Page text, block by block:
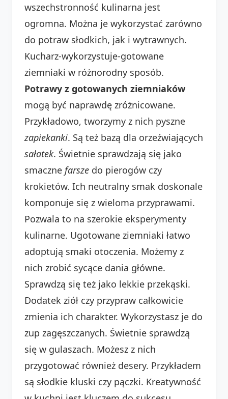
wszechstronność kulinarna jest
ogromna. Można je wykorzystać zarówno
do potraw słodkich, jak i wytrawnych.
Kucharz-wykorzystuje-gotowane
ziemniaki w różnorodny sposób.
Potrawy z gotowanych ziemniaków
mogą być naprawdę zróżnicowane.
Przykładowo, tworzymy z nich pyszne
zapiekanki. Są też bazą dla orzeźwiających
sałatek. Świetnie sprawdzają się jako
smaczne farsze do pierogów czy
krokietów. Ich neutralny smak doskonale
komponuje się z wieloma przyprawami.
Pozwala to na szerokie eksperymenty
kulinarne. Ugotowane ziemniaki łatwo
adoptują smaki otoczenia. Możemy z
nich zrobić sycące dania główne.
Sprawdzą się też jako lekkie przekąski.
Dodatek ziół czy przypraw całkowicie
zmienia ich charakter. Wykorzystasz je do
zup zagęszczanych. Świetnie sprawdzą
się w gulaszach. Możesz z nich
przygotować również desery. Przykładem
są słodkie kluski czy pączki. Kreatywność